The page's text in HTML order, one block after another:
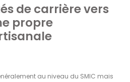
de carrière vers
propre
au niveau du SMIC mais